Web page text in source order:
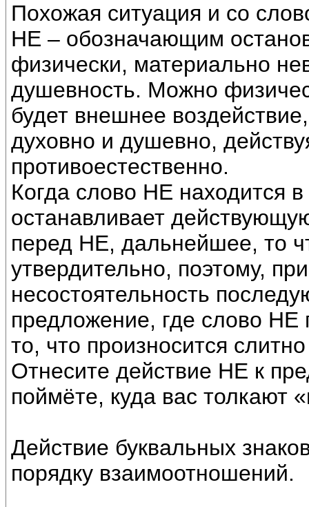
Похожая ситуация и со
НЕ – обозначающим
физически, материально
душевность. Можно
будет внешнее
духовно и душевно,
противоестественно.
Когда слово НЕ находится
останавливает
перед НЕ, дальнейшее, то
утвердительно, поэтому,
несостоятельность
предложение, где слово НЕ
то, что произносится
Отнесите действие НЕ к
поймёте, куда вас толкают
Действие буквальных
порядку взаимоотношений.